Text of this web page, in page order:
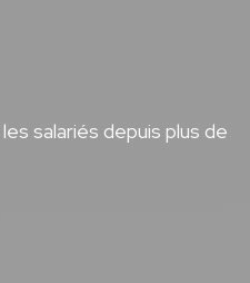
salariés depuis plus de